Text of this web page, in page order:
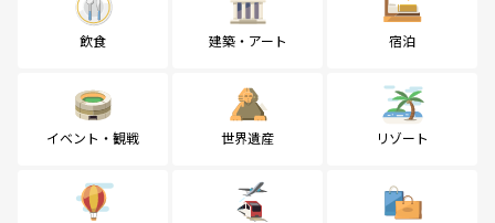
飲食 建築・アート 宿泊
イベント・観戦 世界遺産 リゾート